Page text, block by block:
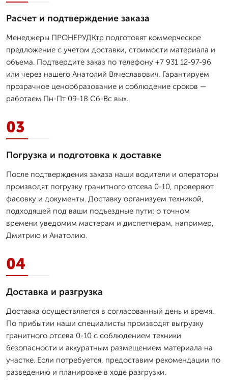
Расчет и подтверждение заказа
Менеджеры ПРОНЕРУДКтр подготовят коммерческое
предложение с учетом доставки, стоимости материала и
объема. Подтвердите заказ по телефону +7 931 12-97-96
или через нашего Анатолий Вячеславович. Гарантируем
прозрачное ценообразование и соблюдение сроков —
работаем Пн-Пт 09-18 Сб-Вс вых..
03
Погрузка и подготовка к доставке
После подтверждения заказа наши водители и операторы
производят погрузку гранитного отсевa 0-10, проверяют
фасовку и документы. Доставку организуем техникой,
подходящей под ваши подъездные пути; о точном
времени уведомим мастерам и диспетчерам, например,
Дмитрию и Анатолию.
04
Доставка и разгрузка
Доставка осуществляется в согласованный день и время.
По прибытии наши специалисты производят выгрузку
гранитного отсевa 0-10 с соблюдением техники
безопасности и аккуратным размещением материала на
участке. Если потребуется, предоставим рекомендации по
разведению и планировке в ходе разгрузки.